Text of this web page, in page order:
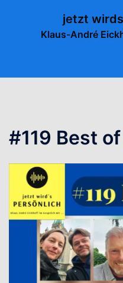
jetzt wirds
Klaus-André
#119 Best